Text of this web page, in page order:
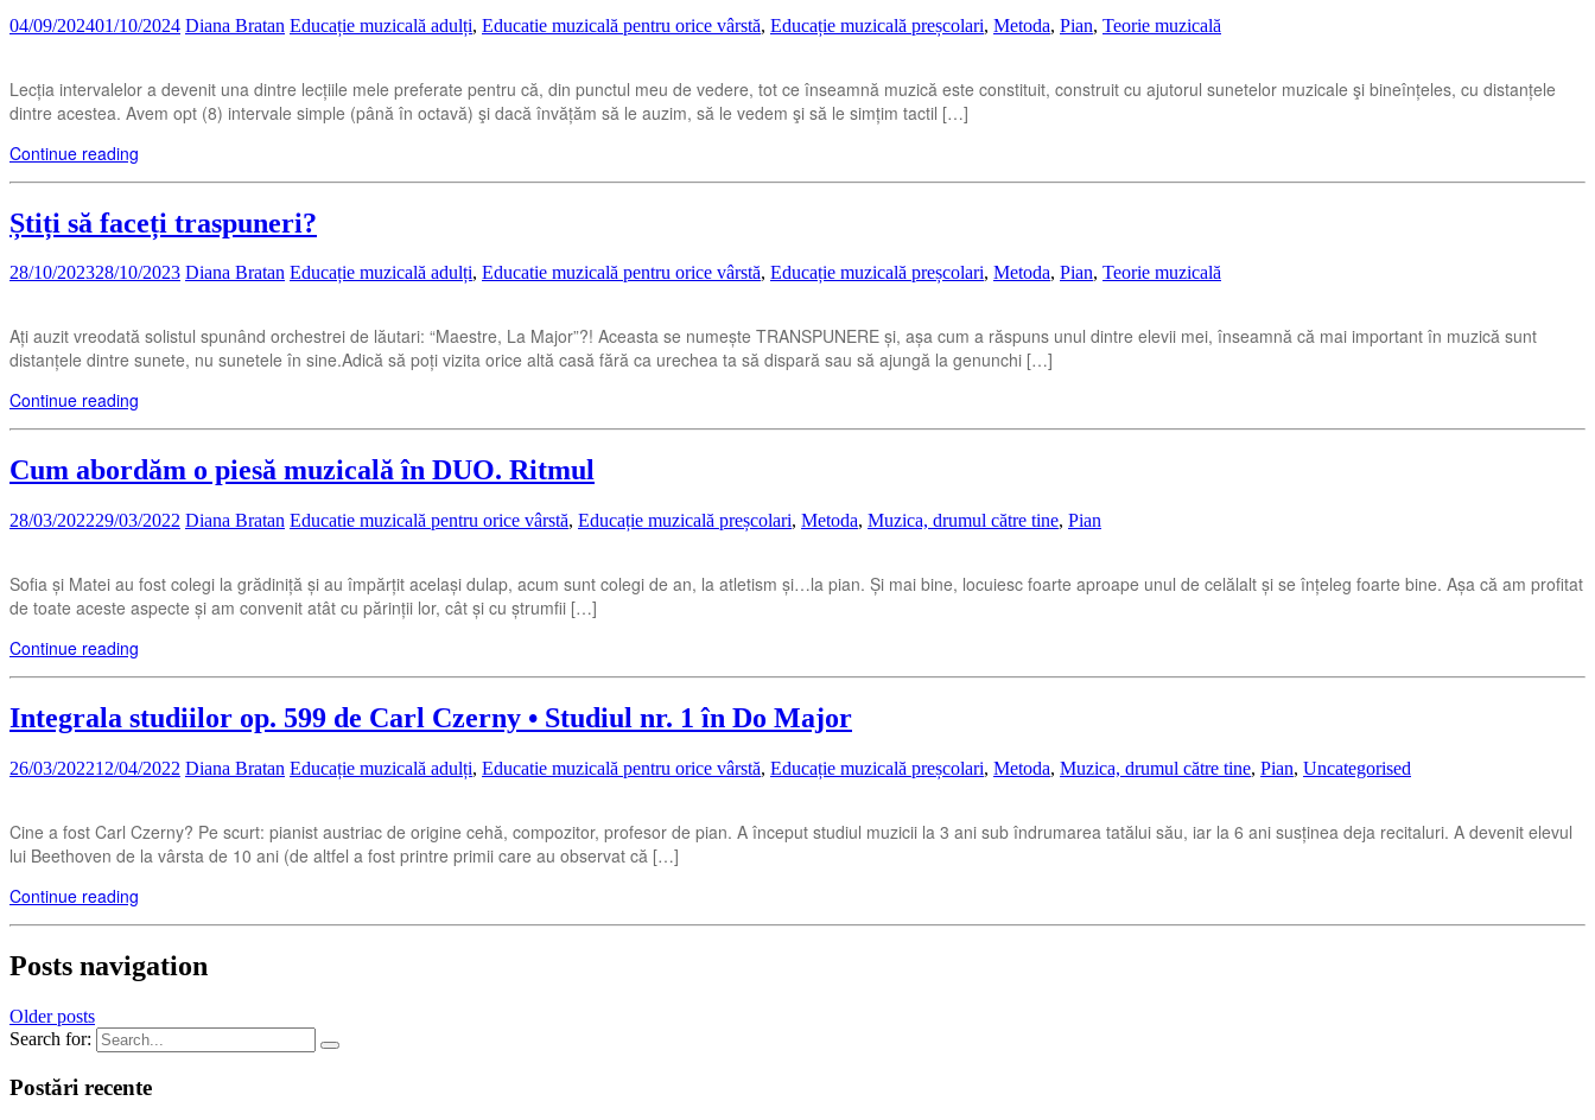
04/09/202401/10/2024 Diana Bratan Educație muzicală adulți, Educatie muzicală pentru orice vârstă, Educație muzicală preșcolari, Metoda, Pian, Teorie muzicală
Lecția intervalelor a devenit una dintre lecțiile mele preferate pentru că, din punctul meu de vedere, tot ce înseamnă muzică este constituit, construit cu ajutorul sunetelor muzicale şi bineînțeles, cu distanțele
dintre acestea. Avem opt (8) intervale simple (până în octavă) şi dacă învățăm să le auzim, să le vedem şi să le simțim tactil […]
Continue reading
Știți să faceți traspuneri?
28/10/202328/10/2023 Diana Bratan Educație muzicală adulți, Educatie muzicală pentru orice vârstă, Educație muzicală preșcolari, Metoda, Pian, Teorie muzicală
Ați auzit vreodată solistul spunând orchestrei de lăutari: “Maestre, La Major”?! Aceasta se numește TRANSPUNERE și, așa cum a răspuns unul dintre elevii mei, înseamnă că mai important în muzică sunt
distanțele dintre sunete, nu sunetele în sine.Adică să poți vizita orice altă casă fără ca urechea ta să dispară sau să ajungă la genunchi […]
Continue reading
Cum abordăm o piesă muzicală în DUO. Ritmul
28/03/202229/03/2022 Diana Bratan Educatie muzicală pentru orice vârstă, Educație muzicală preșcolari, Metoda, Muzica, drumul către tine, Pian
Sofia și Matei au fost colegi la grădiniță și au împărțit același dulap, acum sunt colegi de an, la atletism și…la pian. Și mai bine, locuiesc foarte aproape unul de celălalt și se înțeleg foarte bine. Așa că am profitat
de toate aceste aspecte și am convenit atât cu părinții lor, cât și cu ștrumfii […]
Continue reading
Integrala studiilor op. 599 de Carl Czerny • Studiul nr. 1 în Do Major
26/03/202212/04/2022 Diana Bratan Educație muzicală adulți, Educatie muzicală pentru orice vârstă, Educație muzicală preșcolari, Metoda, Muzica, drumul către tine, Pian, Uncategorised
Cine a fost Carl Czerny? Pe scurt: pianist austriac de origine cehă, compozitor, profesor de pian. A început studiul muzicii la 3 ani sub îndrumarea tatălui său, iar la 6 ani susținea deja recitaluri. A devenit elevul
lui Beethoven de la vârsta de 10 ani (de altfel a fost printre primii care au observat că […]
Continue reading
Posts navigation
Older posts
Search for:
Postări recente